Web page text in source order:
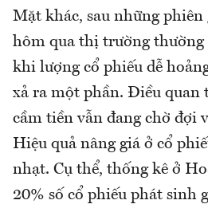
Mặt khác, sau những
hôm qua thị trường
khi lượng cổ phiếu dễ
xả ra một phần. Điều quan
cầm tiền vẫn đang chờ đợi
Hiệu quả nâng giá ở cổ
nhạt. Cụ thể, thống kê ở
20% số cổ phiếu phát sinh